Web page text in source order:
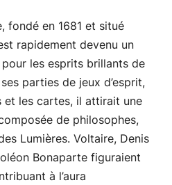
fondé en 1681 et situé
rapidement devenu un
les esprits brillants de
parties de jeux d’esprit,
et les cartes, il attirait une
de philosophes,
Lumières. Voltaire, Denis
Bonaparte figuraient
à l’aura